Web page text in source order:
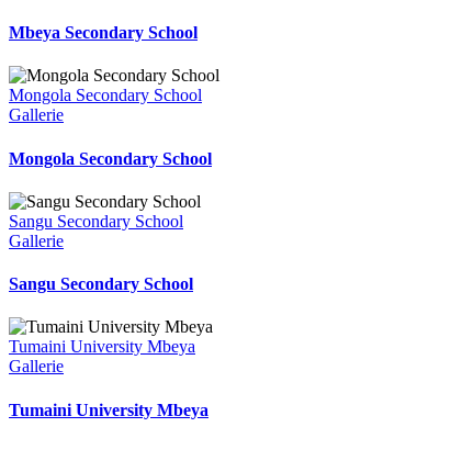
Mbeya Secondary School
Mongola Secondary School
Gallerie
Mongola Secondary School
Sangu Secondary School
Gallerie
Sangu Secondary School
Tumaini University Mbeya
Gallerie
Tumaini University Mbeya